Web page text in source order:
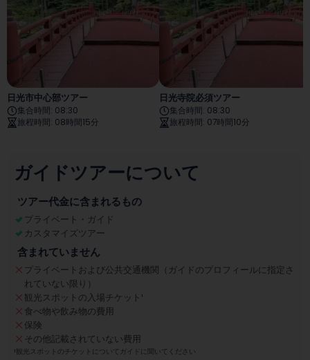
日光市中心部ツアー
集合時間 : 08:30
旅程時間 : 08時間15分
日光寺院必須ツアー
集合時間 : 08:30
旅程時間 : 07時間10分
ガイドツアーについて
ツアー代金に含まれるもの
プライベート・ガイド
カスタマイズツアー
含まれていません
プライベートおよび公共交通機関（ガイドのプロフィールに指定さ
れていない限り）
観光スポットの入場チケット ¹
食べ物や飲み物の費用
保険
その他記載されていない費用
¹観光スポットのチケットについてガイドに聞いてください